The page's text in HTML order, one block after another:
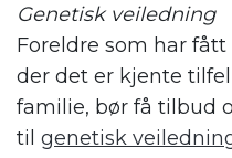
Genetisk veiledning
Foreldre som har
der det er kjente
familie, bør få tilbud
til genetisk